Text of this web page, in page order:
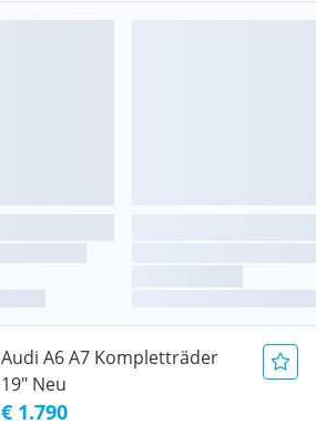
Audi A6 A7 Kompletträder
19" Neu
€ 1.790